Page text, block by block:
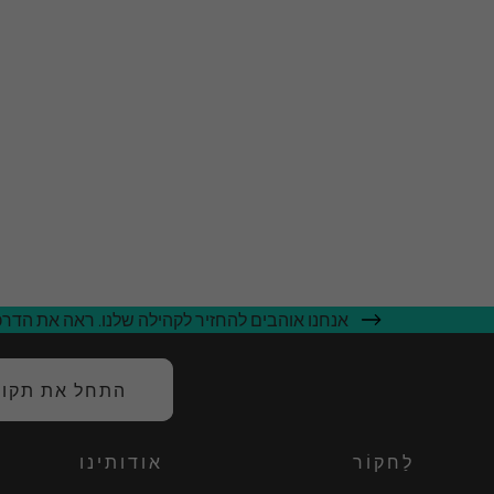
אנחנו אוהבים להחזיר לקהילה שלנו. ראה את
התחל את
לַחקוֹר אודותינו